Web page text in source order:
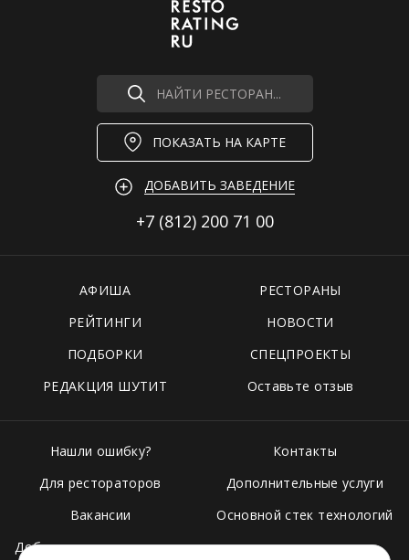
НАЙТИ РЕСТОРАН...
ПОКАЗАТЬ НА КАРТЕ
ДОБАВИТЬ ЗАВЕДЕНИЕ
+7 (812) 200 71 00
АФИША
РЕСТОРАНЫ
РЕЙТИНГИ
НОВОСТИ
ПОДБОРКИ
СПЕЦПРОЕКТЫ
РЕДАКЦИЯ ШУТИТ
Оставьте отзыв
Нашли ошибку?
Для рестораторов
Вакансии
Добавить свое заведение
Контакты
Дополнительные услуги
Основной стек технологий